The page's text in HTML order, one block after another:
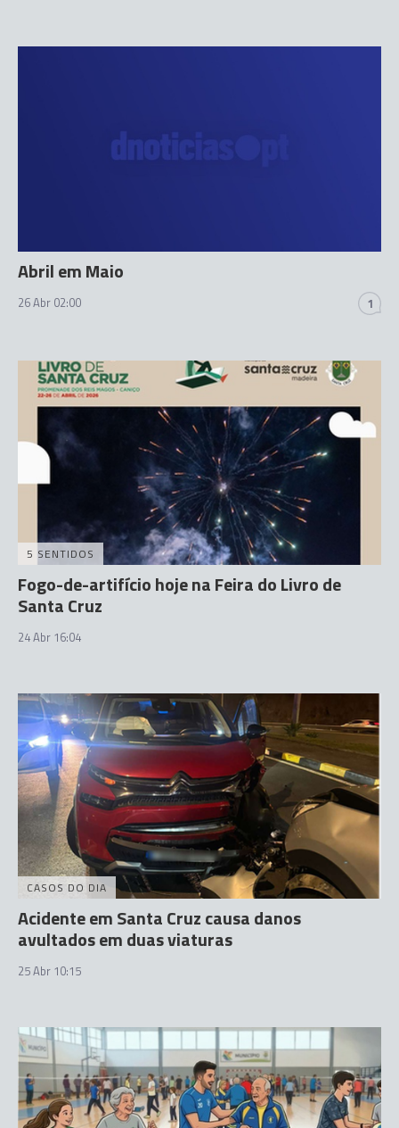
Abril em Maio
26 Abr 02:00 1
5 SENTIDOS
Fogo-de-artifício hoje na Feira do Livro de
Santa Cruz
24 Abr 16:04
CASOS DO DIA
Acidente em Santa Cruz causa danos
avultados em duas viaturas
25 Abr 10:15